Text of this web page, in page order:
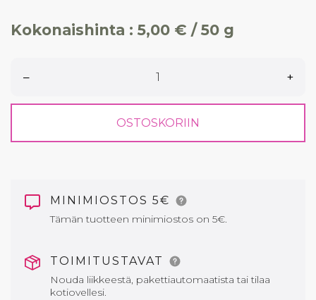
Kokonaishinta : 5,00 € / 50 g
– +
OSTOSKORIIN
MINIMIOSTOS 5€
Tämän tuotteen minimiostos on 5€.
TOIMITUSTAVAT
Nouda liikkeestä, pakettiautomaatista tai tilaa
kotiovellesi.